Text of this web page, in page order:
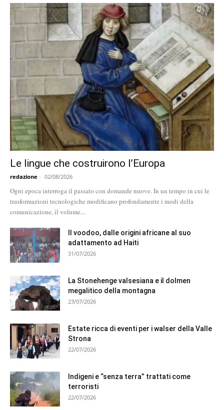
Le lingue che costruirono l’Europa
redazione - 02/08/2026
Ogni epoca interroga il passato con domande nuove. In un tempo in cui le
trasformazioni tecnologiche modificano profondamente i modi della
comunicazione, il volume...
Il voodoo, dalle origini africane al suo
adattamento ad Haiti
31/07/2026
La Stonehenge valsesiana e il dolmen
megalitico della montagna
23/07/2026
Estate ricca di eventi per i walser della Valle
Strona
22/07/2026
Indigeni e “senza terra” trattati come
terroristi
22/07/2026